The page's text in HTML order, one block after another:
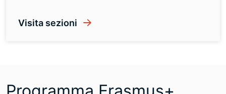
Visita sezioni